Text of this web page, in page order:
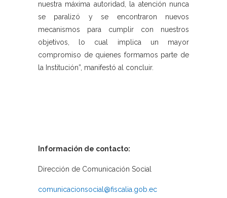
nuestra máxima autoridad, la atención nunca
se paralizó y se encontraron nuevos
mecanismos para cumplir con nuestros
objetivos, lo cual implica un mayor
compromiso de quienes formamos parte de
la Institución”, manifestó al concluir.
Información de contacto:
Dirección de Comunicación Social
comunicacionsocial@fiscalia.gob.ec